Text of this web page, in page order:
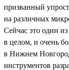
призванный
на различных
Сейчас это один
в целом, и очень
в Нижнем
инструментов